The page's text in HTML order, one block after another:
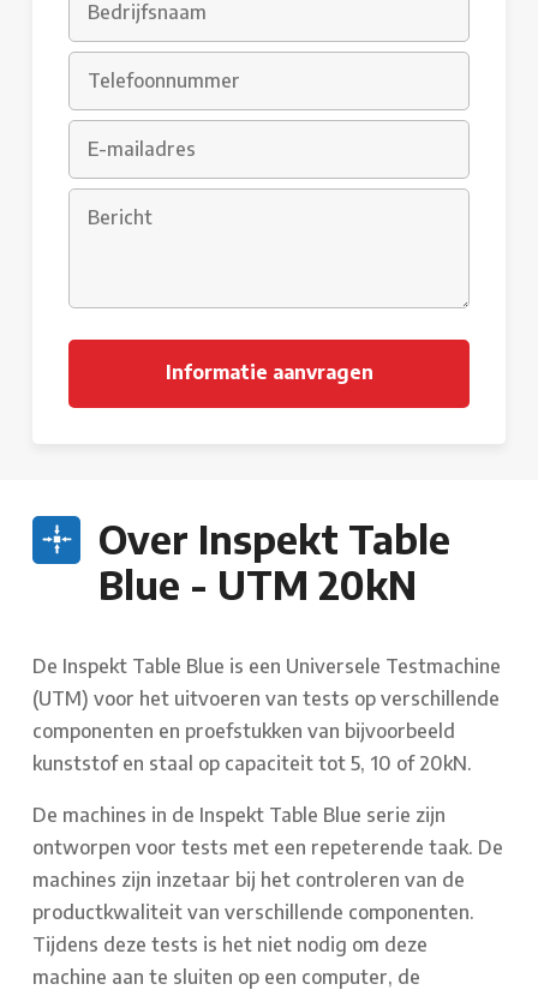
Over Inspekt Table
Blue - UTM 20kN
De Inspekt Table Blue is een Universele Testmachine
(UTM) voor het uitvoeren van tests op verschillende
componenten en proefstukken van bijvoorbeeld
kunststof en staal op capaciteit tot 5, 10 of 20kN.
De machines in de Inspekt Table Blue serie zijn
ontworpen voor tests met een repeterende taak. De
machines zijn inzetaar bij het controleren van de
productkwaliteit van verschillende componenten.
Tijdens deze tests is het niet nodig om deze
machine aan te sluiten op een computer, de